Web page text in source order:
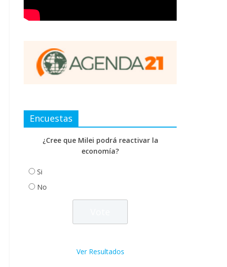
Encuestas
¿Cree que Milei podrá reactivar la
economía?
Si
No
Ver Resultados